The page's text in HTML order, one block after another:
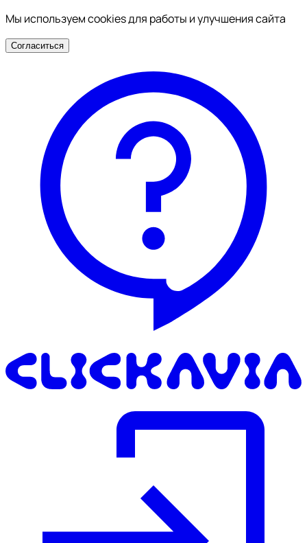
Мы используем cookies для работы и улучшения сайта
Согласиться